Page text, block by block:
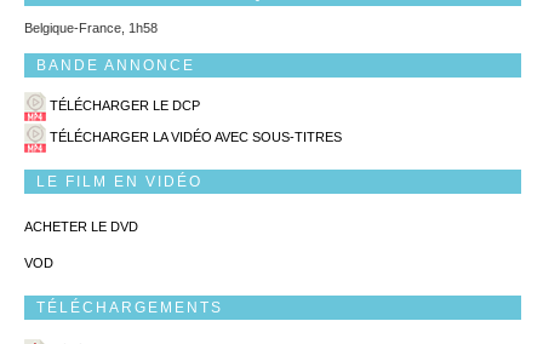
Belgique-France, 1h58
BANDE ANNONCE
TÉLÉCHARGER LE DCP
TÉLÉCHARGER LA VIDÉO AVEC SOUS-TITRES
LE FILM EN VIDÉO
ACHETER LE DVD
VOD
TÉLÉCHARGEMENTS